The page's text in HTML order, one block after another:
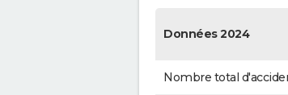
Données 2024
Nombre total